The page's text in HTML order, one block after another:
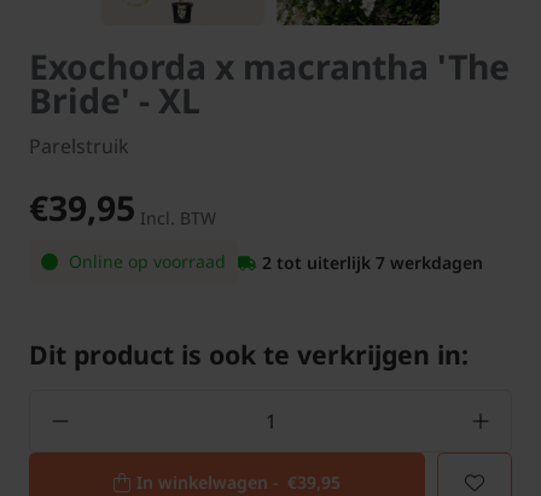
Exochorda x macrantha 'The
Bride' - XL
Parelstruik
€39,95 Incl. BTW
Online op voorraad
2 tot uiterlijk 7 werkdagen
Dit product is ook te verkrijgen in:
In winkelwagen - €39,95